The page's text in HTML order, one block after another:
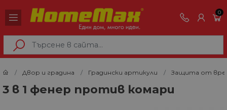
0
Двор и градина Градински артикули Защита от
3 в 1 фенер против комари